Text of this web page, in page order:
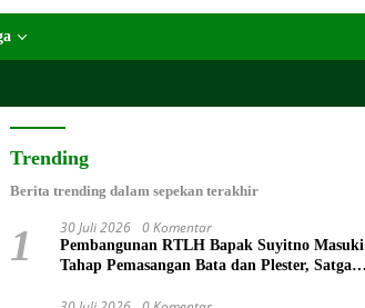
Trending
Berita trending dalam sepekan terakhir
1 30 Juli 2026 0 Komentar
Pembangunan RTLH Bapak Suyitno Masuki
Tahap Pemasangan Bata dan Plester, Satgas